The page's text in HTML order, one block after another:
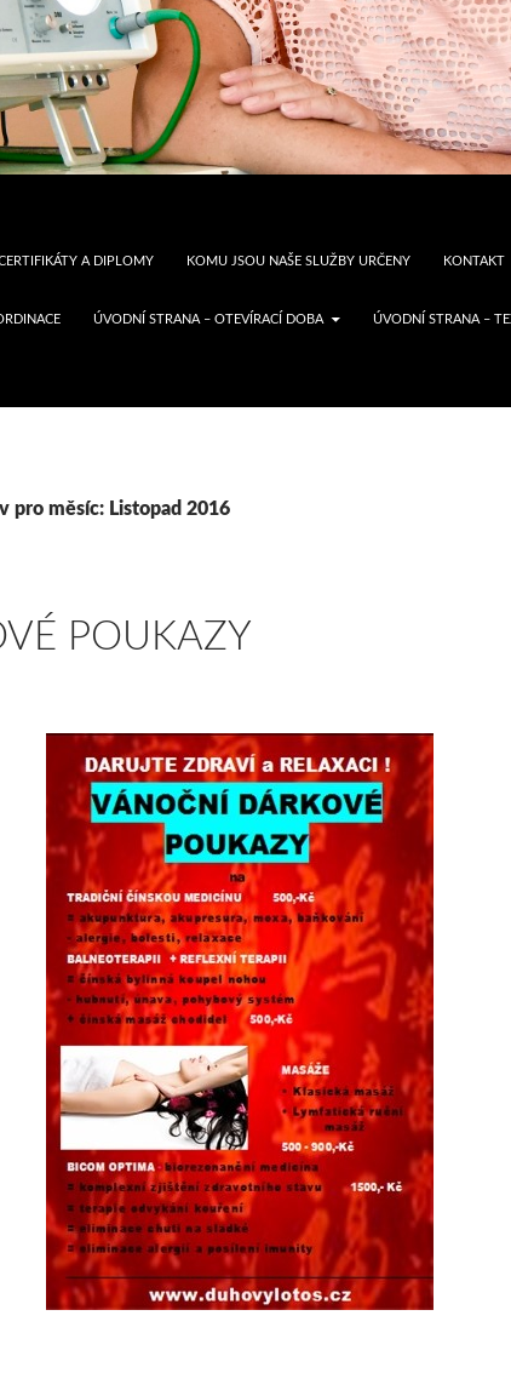
A DIPLOMY KOMU JSOU NAŠE SLUŽBY URČENY KONTAKT
ÚVODNÍ STRANA – OTEVÍRACÍ DOBA ÚVODNÍ STRANA –
pro měsíc: Listopad 2016
POUKAZY